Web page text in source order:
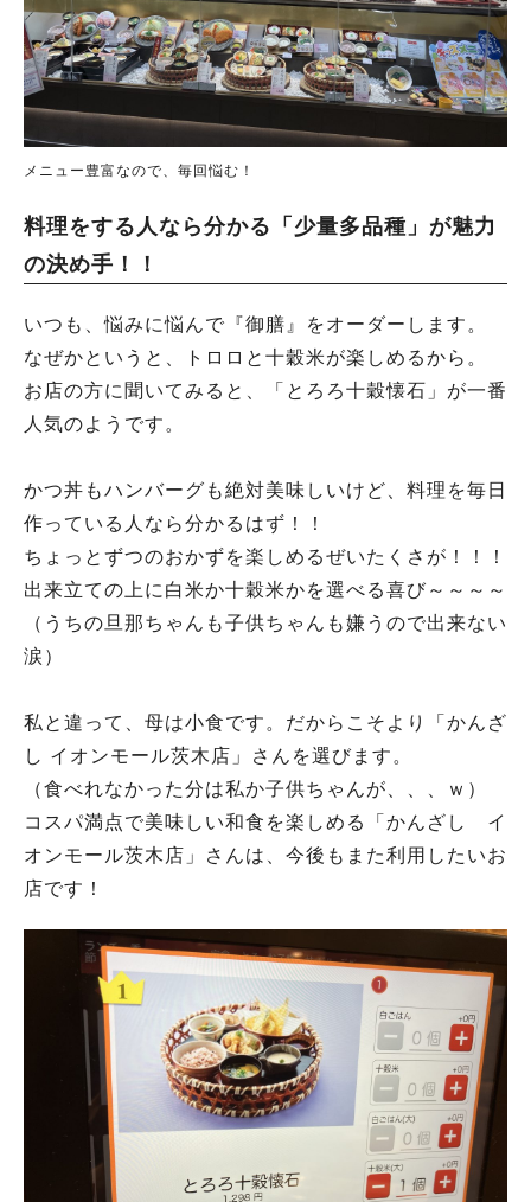
メニュー豊富なので、毎回悩む！
料理をする人なら分かる「少量多品種」が魅力
の決め手！！
いつも、悩みに悩んで『御膳』をオーダーします。
なぜかというと、トロロと十穀米が楽しめるから。
お店の方に聞いてみると、「とろろ十穀懐石」が一番
人気のようです。
かつ丼もハンバーグも絶対美味しいけど、料理を毎日
作っている人なら分かるはず！！
ちょっとずつのおかずを楽しめるぜいたくさが！！！
出来立ての上に白米か十穀米かを選べる喜び～～～～
（うちの旦那ちゃんも子供ちゃんも嫌うので出来ない
涙）
私と違って、母は小食です。だからこそより「かんざ
し イオンモール茨木店」さんを選びます。
（食べれなかった分は私か子供ちゃんが、、、ｗ）
コスパ満点で美味しい和食を楽しめる「かんざし イ
オンモール茨木店」さんは、今後もまた利用したいお
店です！